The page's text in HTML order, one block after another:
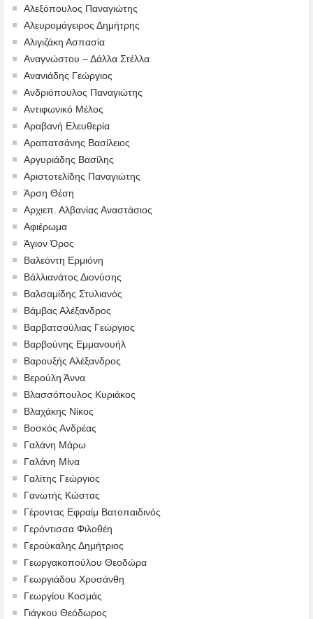
Αλεξόπουλος Παναγιώτης
Αλευρομάγειρος Δημήτρης
Αλιγιζάκη Ασπασία
Αναγνώστου – Δάλλα Στέλλα
Ανανιάδης Γεώργιος
Ανδριόπουλος Παναγιώτης
Αντιφωνικό Μέλος
Αραβανή Ελευθερία
Αραπατσάνης Βασίλειος
Αργυριάδης Βασίλης
Αριστοτελίδης Παναγιώτης
Άρση Θέση
Αρχιεπ. Αλβανίας Αναστάσιος
Αφιέρωμα
Άγιον Όρος
Βαλεόντη Ερμιόνη
Βάλλιανάτος Διονύσης
Βαλσαμίδης Στυλιανός
Βάμβας Αλέξανδρος
Βαρβατσούλιας Γεώργιος
Βαρβούνης Εμμανουήλ
Βαρουξής Αλέξανδρος
Βερούλη Άννα
Βλασσόπουλος Κυριάκος
Βλαχάκης Νίκος
Βοσκός Ανδρέας
Γαλάνη Μάρω
Γαλάνη Μίνα
Γαλίτης Γεώργιος
Γανωτής Κώστας
Γέροντας Εφραίμ Βατοπαιδινός
Γερόντισσα Φιλοθέη
Γερούκαλης Δημήτριος
Γεωργακοπούλου Θεοδώρα
Γεωργιάδου Χρυσάνθη
Γεωργίου Κοσμάς
Γιάγκου Θεόδωρος